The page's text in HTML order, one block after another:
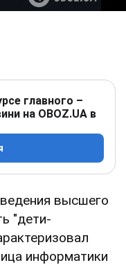
главного –
на OBOZ.UA в
высшего
"дети-
информатики